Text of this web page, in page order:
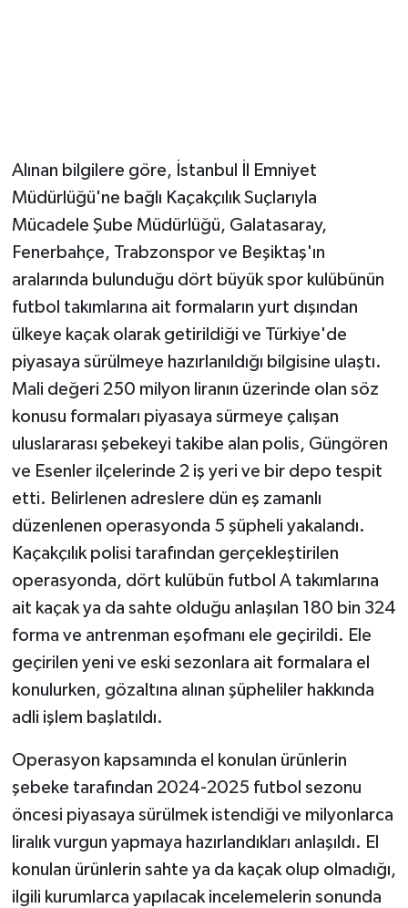
Alınan bilgilere göre, İstanbul İl Emniyet
Müdürlüğü'ne bağlı Kaçakçılık Suçlarıyla
Mücadele Şube Müdürlüğü, Galatasaray,
Fenerbahçe, Trabzonspor ve Beşiktaş'ın
aralarında bulunduğu dört büyük spor kulübünün
futbol takımlarına ait formaların yurt dışından
ülkeye kaçak olarak getirildiği ve Türkiye'de
piyasaya sürülmeye hazırlanıldığı bilgisine ulaştı.
Mali değeri 250 milyon liranın üzerinde olan söz
konusu formaları piyasaya sürmeye çalışan
uluslararası şebekeyi takibe alan polis, Güngören
ve Esenler ilçelerinde 2 iş yeri ve bir depo tespit
etti. Belirlenen adreslere dün eş zamanlı
düzenlenen operasyonda 5 şüpheli yakalandı.
Kaçakçılık polisi tarafından gerçekleştirilen
operasyonda, dört kulübün futbol A takımlarına
ait kaçak ya da sahte olduğu anlaşılan 180 bin 324
forma ve antrenman eşofmanı ele geçirildi. Ele
geçirilen yeni ve eski sezonlara ait formalara el
konulurken, gözaltına alınan şüpheliler hakkında
adli işlem başlatıldı.
Operasyon kapsamında el konulan ürünlerin
şebeke tarafından 2024-2025 futbol sezonu
öncesi piyasaya sürülmek istendiği ve milyonlarca
liralık vurgun yapmaya hazırlandıkları anlaşıldı. El
konulan ürünlerin sahte ya da kaçak olup olmadığı,
ilgili kurumlarca yapılacak incelemelerin sonunda